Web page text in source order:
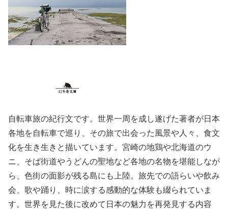
自転車旅の紀行文です。世界一周を成し遂げた著者が日本
各地を自転車で巡り、その旅で出会った風景や人々、食文
化を生き生きと描いています。宮崎の地鶏や北海道のウ
ニ、そば街道やうどんの聖地など各地の名物を堪能しなが
ら、色街の面影が残る島にも上陸。旅先での語らいや飲み
会、歌や踊り、時に涙する感動的な体験も綴られていま
す。世界を見た後に改めて日本の魅力を再発見する内容